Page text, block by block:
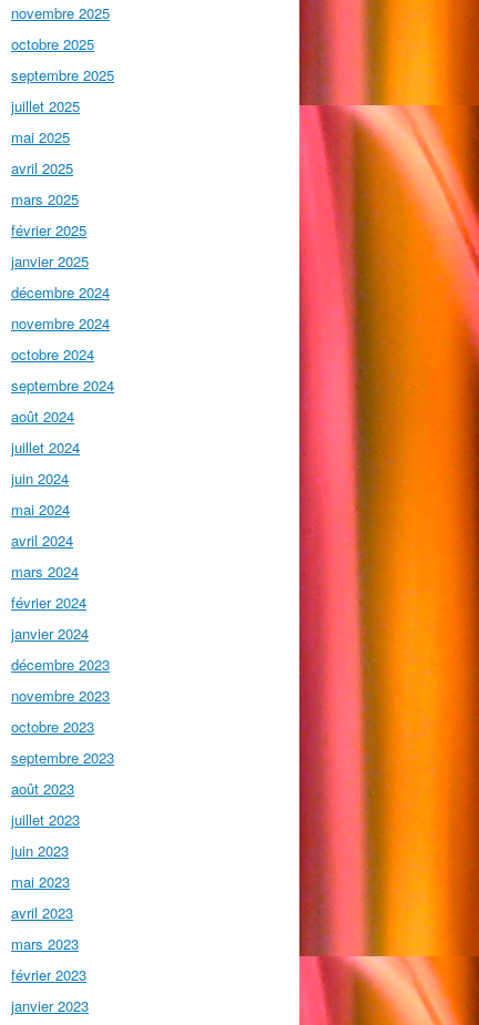
novembre 2025
octobre 2025
septembre 2025
juillet 2025
mai 2025
avril 2025
mars 2025
février 2025
janvier 2025
décembre 2024
novembre 2024
octobre 2024
septembre 2024
août 2024
juillet 2024
juin 2024
mai 2024
avril 2024
mars 2024
février 2024
janvier 2024
décembre 2023
novembre 2023
octobre 2023
septembre 2023
août 2023
juillet 2023
juin 2023
mai 2023
avril 2023
mars 2023
février 2023
janvier 2023